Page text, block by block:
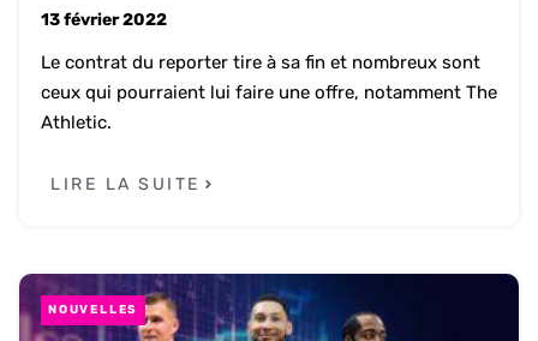
13 février 2022
Le contrat du reporter tire à sa fin et nombreux sont
ceux qui pourraient lui faire une offre, notamment The
Athletic.
LIRE LA SUITE
NOUVELLES